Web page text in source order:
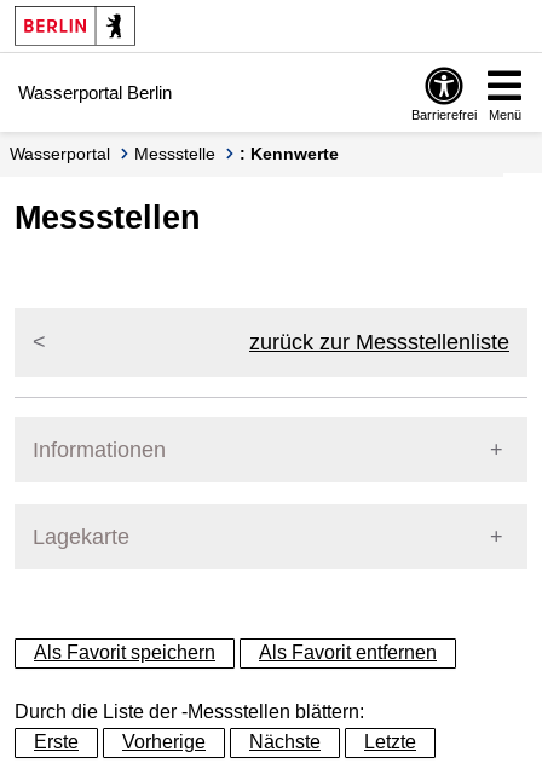
Springe zur Navigation
Springe zum Inhalt
Wasserportal Berlin
Barrierefrei Menü
Wasserportal Messstelle : Kennwerte
Messstellen
zurück zur Messstellenliste
Informationen
Lagekarte
+
−
Als Favorit speichern Als Favorit entfernen
Durch die Liste der -Messstellen blättern:
Erste
Vorherige Nächste Letzte